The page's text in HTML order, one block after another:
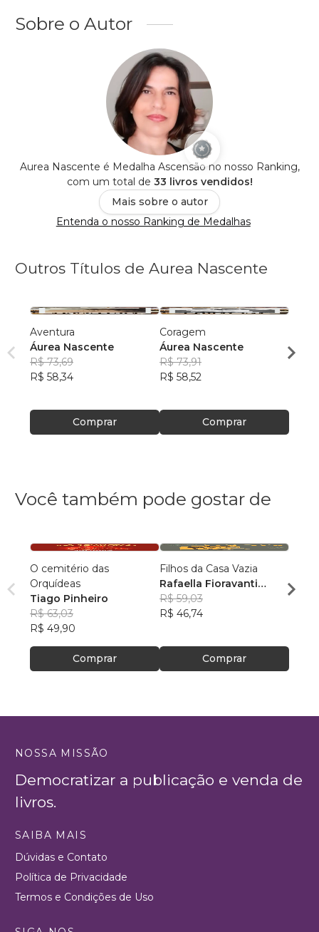
Sobre o Autor
Aurea Nascente é Medalha Ascensão no nosso Ranking,
com um total de 33 livros vendidos!
Mais sobre o autor
Entenda o nosso Ranking de Medalhas
Outros Títulos de Aurea Nascente
Aventura
Áurea Nascente
R$ 73,69
R$ 58,34
Comprar
Coragem
Áurea Nascente
R$ 73,91
R$ 58,52
Comprar
R$
Você também pode gostar de
O cemitério das
Orquídeas
Tiago Pinheiro
R$ 63,03
R$ 49,90
Comprar
Filhos da Casa Vazia
Rafaella Fioravanti
Venturato Silva
R$ 59,03
R$ 46,74
Comprar
R$
NOSSA MISSÃO
Democratizar a publicação e venda de
livros.
SAIBA MAIS
Dúvidas e Contato
Política de Privacidade
Termos e Condições de Uso